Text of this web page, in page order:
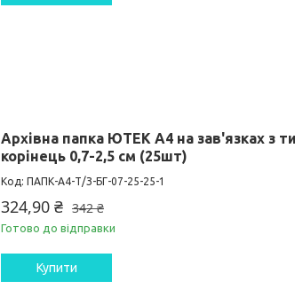
Архівна папка ЮТЕК А4 на зав'язках з
корінець 0,7-2,5 см (25шт)
ПАПК-А4-Т/З-БГ-07-25-25-1
342 ₴
324,90 ₴
Готово до відправки
Купити